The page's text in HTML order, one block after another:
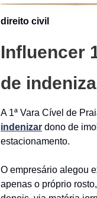
direito civil
Influencer
de
A 1ª Vara Cível de
indenizar dono de
estacionamento.
O empresário alegou
apenas o próprio